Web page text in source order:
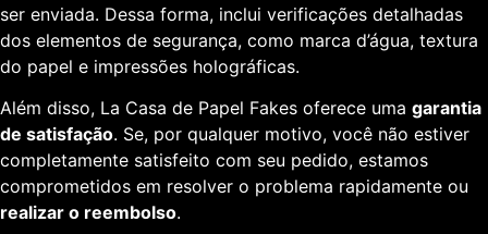
ser enviada. Dessa forma, inclui verificações detalhadas
dos elementos de segurança, como marca d’água, textura
do papel e impressões holográficas.
Além disso, La Casa de Papel Fakes oferece uma garantia
de satisfação. Se, por qualquer motivo, você não estiver
completamente satisfeito com seu pedido, estamos
comprometidos em resolver o problema rapidamente ou
realizar o reembolso.